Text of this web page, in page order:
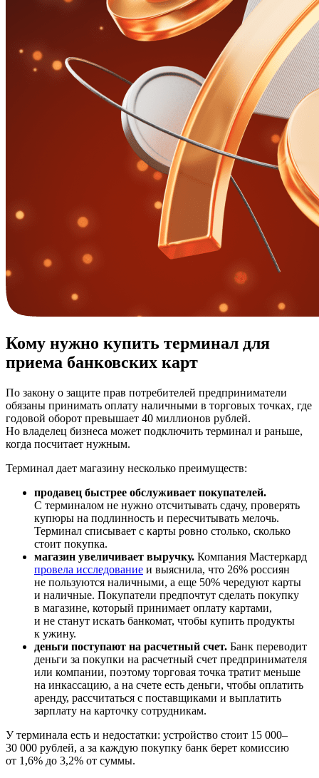
Кому нужно купить терминал для
приема банковских карт
По закону о защите прав потребителей предприниматели
обязаны принимать оплату наличными в торговых точках, где
годовой оборот превышает 40 миллионов рублей.
Но владелец бизнеса может подключить терминал и раньше,
когда посчитает нужным.
Терминал дает магазину несколько преимуществ:
продавец быстрее обслуживает покупателей.
С терминалом не нужно отсчитывать сдачу, проверять
купюры на подлинность и пересчитывать мелочь.
Терминал списывает с карты ровно столько, сколько
стоит покупка.
магазин увеличивает выручку. Компания Мастеркард
провела исследование и выяснила, что 26% россиян
не пользуются наличными, а еще 50% чередуют карты
и наличные. Покупатели предпочтут сделать покупку
в магазине, который принимает оплату картами,
и не станут искать банкомат, чтобы купить продукты
к ужину.
деньги поступают на расчетный счет. Банк переводит
деньги за покупки на расчетный счет предпринимателя
или компании, поэтому торговая точка тратит меньше
на инкассацию, а на счете есть деньги, чтобы оплатить
аренду, рассчитаться с поставщиками и выплатить
зарплату на карточку сотрудникам.
У терминала есть и недостатки: устройство стоит 15 000–
30 000 рублей, а за каждую покупку банк берет комиссию
от 1,6% до 3,2% от суммы.